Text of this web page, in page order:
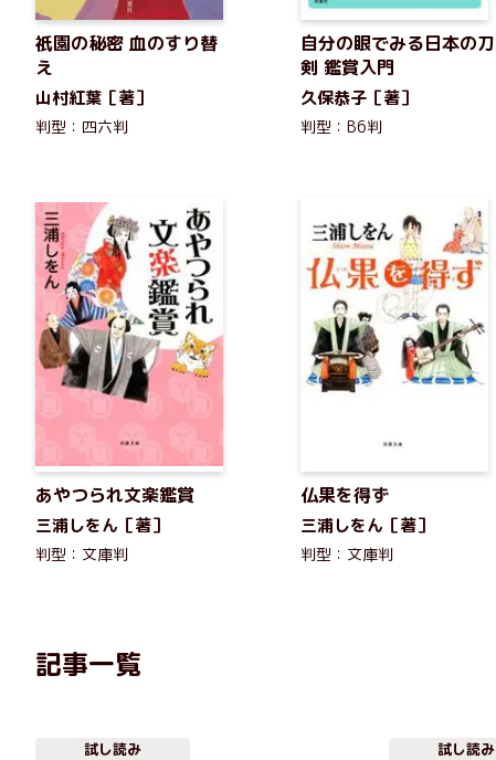
祇園の秘密 血のすり替
え
山村紅葉［著］
判型：四六判
自分の眼でみる日本の刀
剣 鑑賞入門
久保恭子［著］
判型：B6判
あやつられ文楽鑑賞
三浦しをん［著］
判型：文庫判
仏果を得ず
三浦しをん［著］
判型：文庫判
記事一覧
試し読み 試し読み